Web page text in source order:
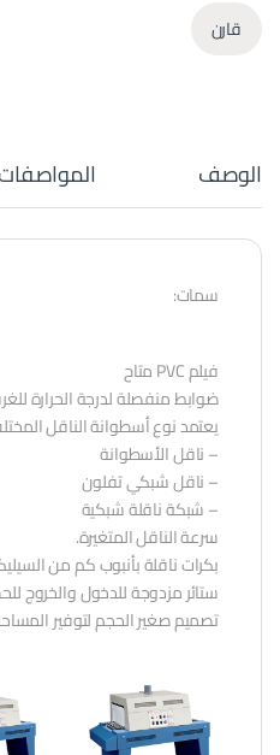
قارن
الوصف
سمات:
فيلم PVC متاح
ضوابط منفصلة لدرجة الحرارة
يعتمد نوع أسطوانة الناقل
– ناقل الأسطوانة
– ناقل شبكي تفلون
– شبكة ناقلة شبكية
سرعة الناقل المتغيرة.
بكرات ناقلة بأنبوب كم من
ستائر مزدوجة للدخول والخروج
تصميم صغير الحجم لتوفير